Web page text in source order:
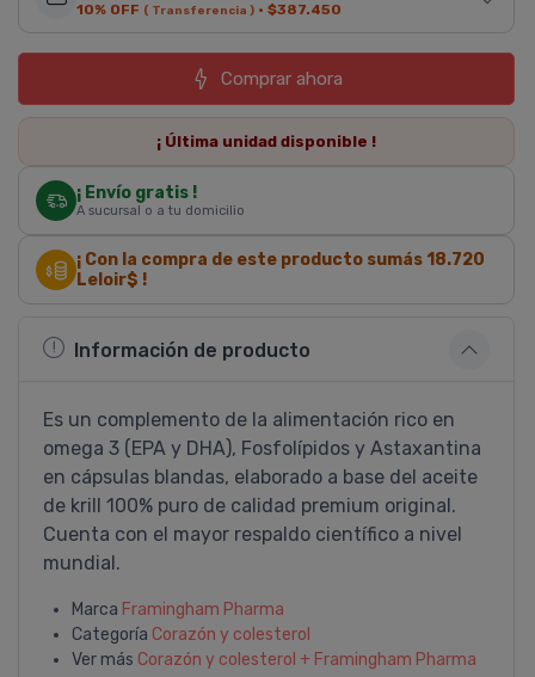
10% OFF ( Transferencia ) · $387.450
Comprar ahora
¡ Última unidad disponible !
¡ Envío gratis !
A sucursal o a tu domicilio
¡ Con la compra de este producto sumás 18.720
Leloir$ !
Información de producto
Es un complemento de la alimentación rico en
omega 3 (EPA y DHA), Fosfolí­pidos y Astaxantina
en cápsulas blandas, elaborado a base del aceite
de krill 100% puro de calidad premium original.
Cuenta con el mayor respaldo cientí­fico a nivel
mundial.
Marca Framingham Pharma
Categoría Corazón y colesterol
Ver más Corazón y colesterol + Framingham Pharma